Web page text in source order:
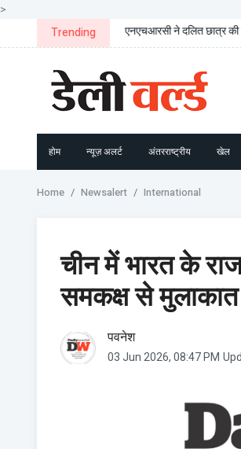
>
Trending एनएचआरसी ने दलित छात्र की
होम न्यूज़ अलर्ट अंतरराष्ट्रीय खेल
Home Newsalert International
चीन में भारत के
समकक्ष से
पवनेश
03 Jun 2026, 08:47 PM